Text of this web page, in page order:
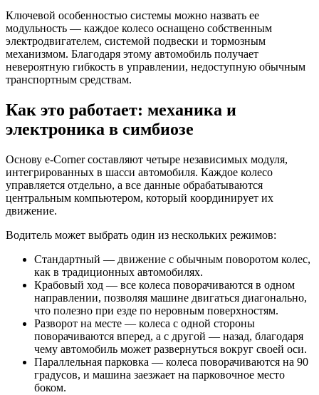
Ключевой особенностью системы можно назвать ее
модульность — каждое колесо оснащено собственным
электродвигателем, системой подвески и тормозным
механизмом. Благодаря этому автомобиль получает
невероятную гибкость в управлении, недоступную обычным
транспортным средствам.
Как это работает: механика и
электроника в симбиозе
Основу e-Corner составляют четыре независимых модуля,
интегрированных в шасси автомобиля. Каждое колесо
управляется отдельно, а все данные обрабатываются
центральным компьютером, который координирует их
движение.
Водитель может выбрать один из нескольких режимов:
Стандартный — движение с обычным поворотом колес,
как в традиционных автомобилях.
Крабовый ход — все колеса поворачиваются в одном
направлении, позволяя машине двигаться диагонально,
что полезно при езде по неровным поверхностям.
Разворот на месте — колеса с одной стороны
поворачиваются вперед, а с другой — назад, благодаря
чему автомобиль может развернуться вокруг своей оси.
Параллельная парковка — колеса поворачиваются на 90
градусов, и машина заезжает на парковочное место
боком.